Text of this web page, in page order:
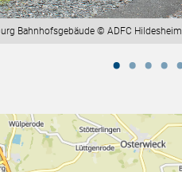
Bahnhofsgebäude © ADFC Hildesheim